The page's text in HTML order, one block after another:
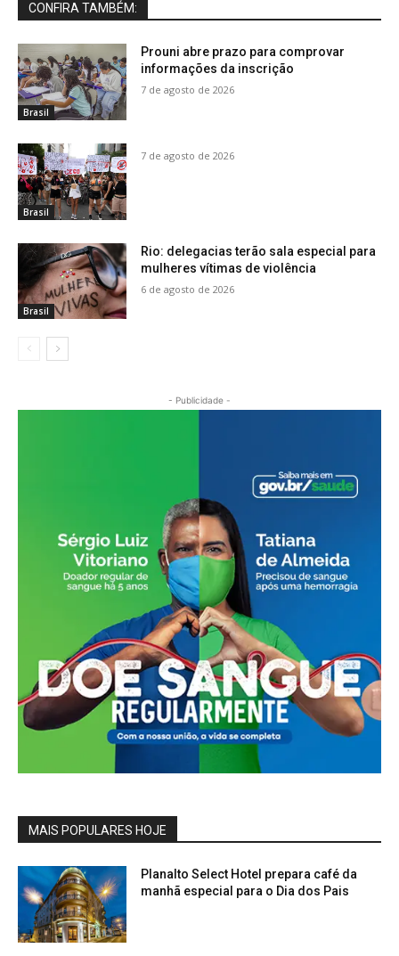
CONFIRA TAMBÉM:
Brasil
Prouni abre prazo para comprovar
informações da inscrição
7 de agosto de 2026
Brasil
7 de agosto de 2026
Brasil
Rio: delegacias terão sala especial para
mulheres vítimas de violência
6 de agosto de 2026
- Publicidade -
MAIS POPULARES HOJE
Planalto Select Hotel prepara café da
manhã especial para o Dia dos Pais